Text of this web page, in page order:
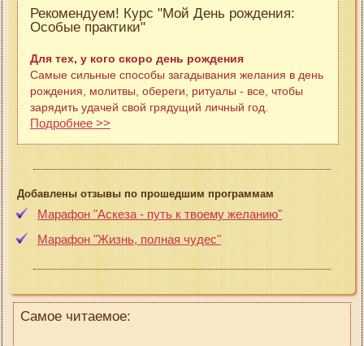
Рекомендуем! Курс "Мой День рождения:
Особые практики"
Для тех, у кого скоро день рождения
Самые сильные способы загадывания желания в день
рождения, молитвы, обереги, ритуалы - все, чтобы
зарядить удачей свой грядущий личный год.
Подробнее >>
Добавлены отзывы по прошедшим программам
Марафон "Аскеза - путь к твоему желанию"
Марафон "Жизнь, полная чудес"
Самое читаемое: